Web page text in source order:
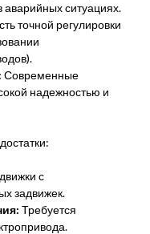
аварийных ситуациях.
точной регулировки
Современные
надежностью и
с
задвижек.
Требуется